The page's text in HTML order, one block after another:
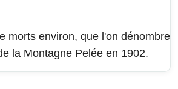
morts environ, que l'on dénombre
la Montagne Pelée en 1902.